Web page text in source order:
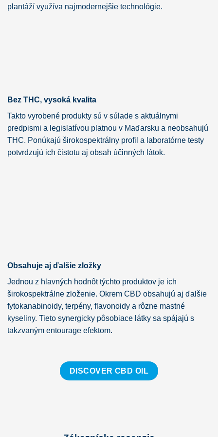
plantáží využíva najmodernejšie technológie.
Bez THC, vysoká kvalita
Takto vyrobené produkty sú v súlade s aktuálnymi
predpismi a legislatívou platnou v Maďarsku a neobsahujú
THC. Ponúkajú širokospektrálny profil a laboratórne testy
potvrdzujú ich čistotu aj obsah účinných látok.
Obsahuje aj ďalšie zložky
Jednou z hlavných hodnôt týchto produktov je ich
širokospektrálne zloženie. Okrem CBD obsahujú aj ďalšie
fytokanabinoidy, terpény, flavonoidy a rôzne mastné
kyseliny. Tieto synergicky pôsobiace látky sa spájajú s
takzvaným entourage efektom.
DISCOVER CBD OIL